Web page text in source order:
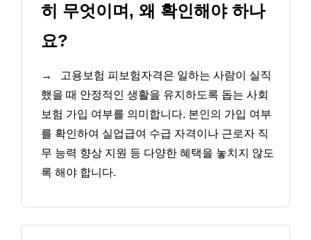
히 무엇이며, 왜 확인해야 하나
요?
→
고용보험 피보험자격은 일하는 사람이 실직
했을 때 안정적인 생활을 유지하도록 돕는 사회
보험 가입 여부를 의미합니다. 본인의 가입 여부
를 확인하여 실업급여 수급 자격이나 근로자 직
무 능력 향상 지원 등 다양한 혜택을 놓치지 않도
록 해야 합니다.